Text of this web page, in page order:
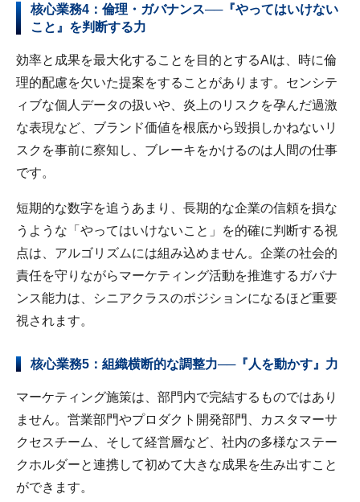
核心業務4：倫理・ガバナンス──『やってはいけない
こと』を判断する力
効率と成果を最大化することを目的とするAIは、時に倫
理的配慮を欠いた提案をすることがあります。センシテ
ィブな個人データの扱いや、炎上のリスクを孕んだ過激
な表現など、ブランド価値を根底から毀損しかねないリ
スクを事前に察知し、ブレーキをかけるのは人間の仕事
です。
短期的な数字を追うあまり、長期的な企業の信頼を損な
うような「やってはいけないこと」を的確に判断する視
点は、アルゴリズムには組み込めません。企業の社会的
責任を守りながらマーケティング活動を推進するガバナ
ンス能力は、シニアクラスのポジションになるほど重要
視されます。
核心業務5：組織横断的な調整力──『人を動かす』力
マーケティング施策は、部門内で完結するものではあり
ません。営業部門やプロダクト開発部門、カスタマーサ
クセスチーム、そして経営層など、社内の多様なステー
クホルダーと連携して初めて大きな成果を生み出すこと
ができます。